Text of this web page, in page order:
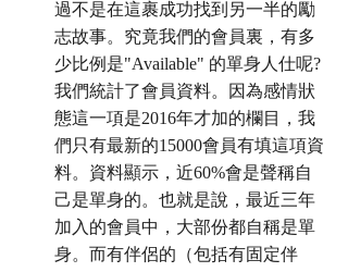
過不是在這裹成功找到另一半的勵
志故事。究竟我們的會員裏，有多
少比例是"Available" 的單身人仕呢?
我們統計了會員資料。因為感情狀
態這一項是2016年才加的欄目，我
們只有最新的15000會員有填這項資
料。資料顯示，近60%會是聲稱自
己是單身的。也就是說，最近三年
加入的會員中，大部份都自稱是單
身。而有伴侶的（包括有固定伴